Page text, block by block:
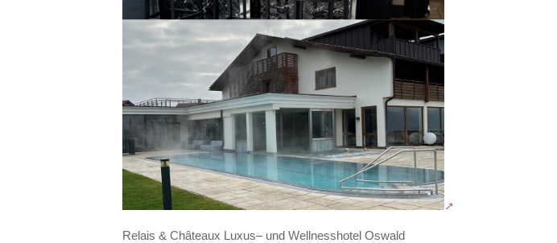
Relais & Châteaux Luxus– und Wellnesshotel Oswald